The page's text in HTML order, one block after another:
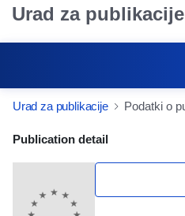
Urad za
Urad za publikacije Podatki o
Publication Detail
Publication detail